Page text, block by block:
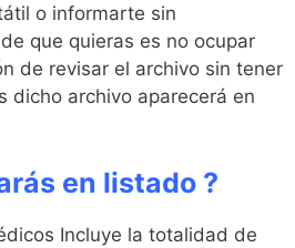
o informarte sin
que quieras es no ocupar
de revisar el archivo sin tener
dicho archivo aparecerá en
en listado ?
Incluye la totalidad de